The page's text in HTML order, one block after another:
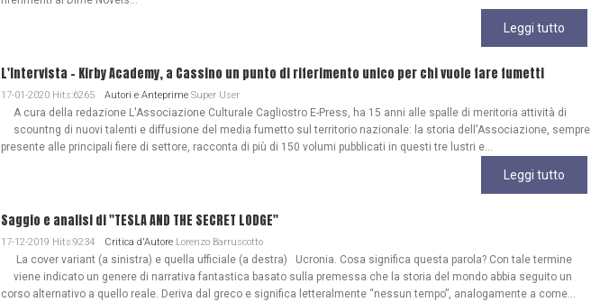
Leggi tutto
L'Intervista - Kirby Academy, a Cassino un punto di riferimento unico per chi vuole fare fumetti
17-01-2020 Hits:6265 Autori e AnteprimeSuper User
A cura della redazione L'Associazione Culturale Cagliostro E-Press, ha 15 anni alle spalle di meritoria attività di
scountng di nuovi talenti e diffusione del media fumetto sul territorio nazionale: la storia dell'Associazione, sempre
presente alle principali fiere di settore, racconta di più di 150 volumi pubblicati in questi tre lustri e...
Leggi tutto
Saggio e analisi di "TESLA AND THE SECRET LODGE"
17-12-2019 Hits:9234 Critica d'AutoreLorenzo Barruscotto
La cover variant (a sinistra) e quella ufficiale (a destra) Ucronia. Cosa significa questa parola? Con tale termine
viene indicato un genere di narrativa fantastica basato sulla premessa che la storia del mondo abbia seguito un
corso alternativo a quello reale. Deriva dal greco e significa letteralmente “nessun tempo”, analogamente a come...